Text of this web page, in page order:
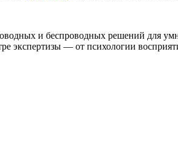
и беспроводных решений для
экспертизы — от психологии